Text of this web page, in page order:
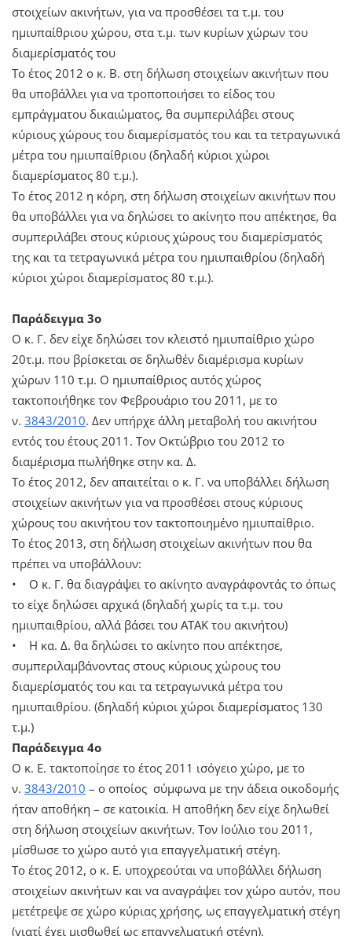
στοιχείων ακινήτων, για να προσθέσει τα τ.μ. του
ημιυπαίθριου χώρου, στα τ.μ. των κυρίων χώρων του
διαμερίσματός του
Το έτος 2012 ο κ. Β. στη δήλωση στοιχείων ακινήτων που
θα υποβάλλει για να τροποποιήσει το είδος του
εμπράγματου δικαιώματος, θα συμπεριλάβει στους
κύριους χώρους του διαμερίσματός του και τα τετραγωνικά
μέτρα του ημιυπαίθριου (δηλαδή κύριοι χώροι
διαμερίσματος 80 τ.μ.).
Το έτος 2012 η κόρη, στη δήλωση στοιχείων ακινήτων που
θα υποβάλλει για να δηλώσει το ακίνητο που απέκτησε, θα
συμπεριλάβει στους κύριους χώρους του διαμερίσματός
της και τα τετραγωνικά μέτρα του ημιυπαιθρίου (δηλαδή
κύριοι χώροι διαμερίσματος 80 τ.μ.).
Παράδειγμα 3ο
Ο κ. Γ. δεν είχε δηλώσει τον κλειστό ημιυπαίθριο χώρο
20τ.μ. που βρίσκεται σε δηλωθέν διαμέρισμα κυρίων
χώρων 110 τ.μ. Ο ημιυπαίθριος αυτός χώρος
τακτοποιήθηκε τον Φεβρουάριο του 2011, με το
ν. 3843/2010. Δεν υπήρχε άλλη μεταβολή του ακινήτου
εντός του έτους 2011. Τον Οκτώβριο του 2012 το
διαμέρισμα πωλήθηκε στην κα. Δ.
Το έτος 2012, δεν απαιτείται ο κ. Γ. να υποβάλλει δήλωση
στοιχείων ακινήτων για να προσθέσει στους κύριους
χώρους του ακινήτου τον τακτοποιημένο ημιυπαίθριο.
Το έτος 2013, στη δήλωση στοιχείων ακινήτων που θα
πρέπει να υποβάλλουν:
• Ο κ. Γ. θα διαγράψει το ακίνητο αναγράφοντάς το όπως
το είχε δηλώσει αρχικά (δηλαδή χωρίς τα τ.μ. του
ημιυπαιθρίου, αλλά βάσει του ΑΤΑΚ του ακινήτου)
• Η κα. Δ. θα δηλώσει το ακίνητο που απέκτησε,
συμπεριλαμβάνοντας στους κύριους χώρους του
διαμερίσματός του και τα τετραγωνικά μέτρα του
ημιυπαιθρίου. (δηλαδή κύριοι χώροι διαμερίσματος 130
τ.μ.)
Παράδειγμα 4ο
Ο κ. Ε. τακτοποίησε το έτος 2011 ισόγειο χώρο, με το
ν. 3843/2010 – ο οποίος σύμφωνα με την άδεια οικοδομής
ήταν αποθήκη – σε κατοικία. Η αποθήκη δεν είχε δηλωθεί
στη δήλωση στοιχείων ακινήτων. Τον Ιούλιο του 2011,
μίσθωσε το χώρο αυτό για επαγγελματική στέγη.
Το έτος 2012, ο κ. Ε. υποχρεούται να υποβάλλει δήλωση
στοιχείων ακινήτων και να αναγράψει τον χώρο αυτόν, που
μετέτρεψε σε χώρο κύριας χρήσης, ως επαγγελματική στέγη
(γιατί έχει μισθωθεί ως επαγγελματική στέγη).